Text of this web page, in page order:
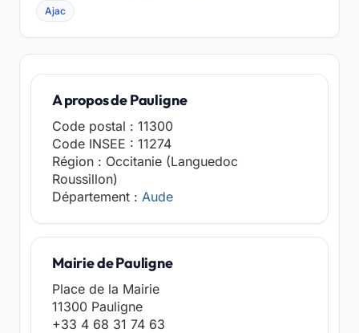
Ajac
A propos de Pauligne
Code postal : 11300
Code INSEE : 11274
Région : Occitanie (Languedoc
Roussillon)
Département : Aude
Mairie de Pauligne
Place de la Mairie
11300 Pauligne
+33 4 68 31 74 63